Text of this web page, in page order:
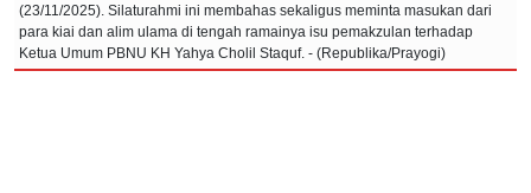
(23/11/2025). Silaturahmi ini membahas sekaligus meminta masukan dari
para kiai dan alim ulama di tengah ramainya isu pemakzulan terhadap
Ketua Umum PBNU KH Yahya Cholil Staquf. - (Republika/Prayogi)